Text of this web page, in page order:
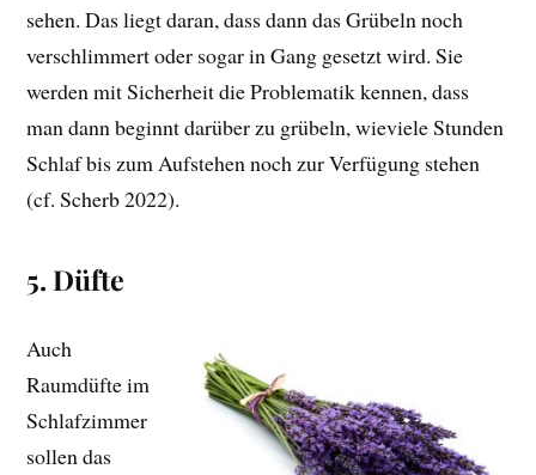
sehen. Das liegt daran, dass dann das Grübeln noch
verschlimmert oder sogar in Gang gesetzt wird. Sie
werden mit Sicherheit die Problematik kennen, dass
man dann beginnt darüber zu grübeln, wieviele Stunden
Schlaf bis zum Aufstehen noch zur Verfügung stehen
(cf. Scherb 2022).
5. Düfte
Auch
Raumdüfte im
Schlafzimmer
sollen das